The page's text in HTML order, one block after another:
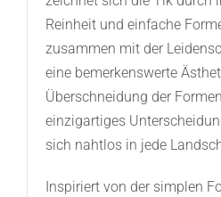
Reinheit und einfache
zusammen mit der
eine bemerkenswerte
Überschneidung der
einzigartiges
sich nahtlos in jede
Inspiriert von der simplen